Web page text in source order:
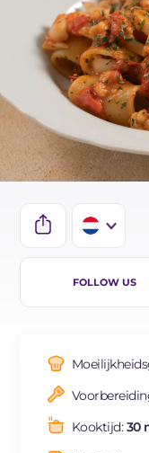
IT
FR
ES
BR
FOLLOW US
Kooktijd:30